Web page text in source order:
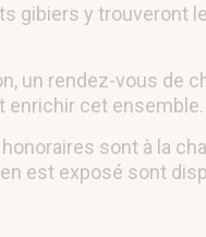
gibiers y trouveront
un rendez-vous de
enrichir cet ensemble.
sont à la
est exposé sont